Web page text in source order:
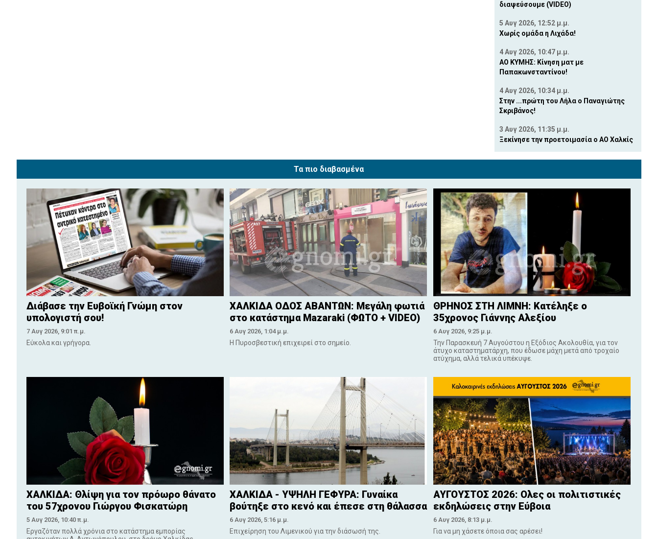
διαψεύσουμε (VIDEO)
5 Αυγ 2026, 12:52 μ.μ.
Χωρίς ομάδα η Λιχάδα!
4 Αυγ 2026, 10:47 μ.μ.
ΑΟ ΚΥΜΗΣ: Κίνηση ματ με
Παπακωνσταντίνου!
4 Αυγ 2026, 10:34 μ.μ.
Στην ...πρώτη του Λήλα ο Παναγιώτης
Σκριβάνος!
3 Αυγ 2026, 11:35 μ.μ.
Ξεκίνησε την προετοιμασία ο ΑΟ Χαλκίς
Τα πιο διαβασμένα
Διάβασε την Ευβοϊκή Γνώμη στον
υπολογιστή σου!
7 Αυγ 2026, 9:01 π.μ.
Εύκολα και γρήγορα.
ΧΑΛΚΙΔΑ ΟΔΟΣ ΑΒΑΝΤΩΝ: Μεγάλη φωτιά
στο κατάστημα Mazaraki (ΦΩΤΟ + VIDEO)
6 Αυγ 2026, 1:04 μ.μ.
Η Πυροσβεστική επιχειρεί στο σημείο.
ΘΡΗΝΟΣ ΣΤΗ ΛΙΜΝΗ: Κατέληξε ο
35χρονος Γιάννης Αλεξίου
6 Αυγ 2026, 9:25 μ.μ.
Την Παρασκευή 7 Αυγούστου η Εξόδιος Ακολουθία, για τον
άτυχο καταστηματάρχη, που έδωσε μάχη μετά από τροχαίο
ατύχημα, αλλά τελικά υπέκυψε.
ΧΑΛΚΙΔΑ: Θλίψη για τον πρόωρο θάνατο
του 57χρονου Γιώργου Φισκατώρη
5 Αυγ 2026, 10:40 π.μ.
Εργαζόταν πολλά χρόνια στο κατάστημα εμπορίας
ΧΑΛΚΙΔΑ - ΥΨΗΛΗ ΓΕΦΥΡΑ: Γυναίκα
βούτηξε στο κενό και έπεσε στη θάλασσα
6 Αυγ 2026, 5:16 μ.μ.
Επιχείρηση του Λιμενικού για την διάσωσή της.
ΑΥΓΟΥΣΤΟΣ 2026: Ολες οι πολιτιστικές
εκδηλώσεις στην Εύβοια
6 Αυγ 2026, 8:13 μ.μ.
Για να μη χάσετε όποια σας αρέσει!